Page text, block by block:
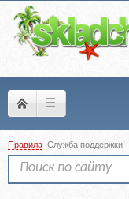
☰
Правила Служба поддержки